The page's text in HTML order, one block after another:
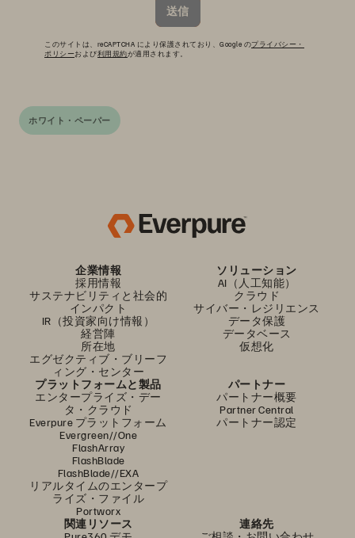
送信
このサイトは、reCAPTCHA により保護されており、Google のプライバシー・
ポリシーおよび利用規約が適用されます。
ホワイト・ペーパー
企業情報
採用情報
サステナビリティと社会的
インパクト
IR（投資家向け情報）
経営陣
所在地
エグゼクティブ・ブリーフ
ィング・センター
ソリューション
AI（人工知能）
クラウド
サイバー・レジリエンス
データ保護
データベース
仮想化
プラットフォームと製品
エンタープライズ・デー
タ・クラウド
Everpure プラットフォーム
Evergreen//One
FlashArray
FlashBlade
FlashBlade//EXA
リアルタイムのエンタープ
ライズ・ファイル
Portworx
パートナー
パートナー概要
Partner Central
パートナー認定
関連リソース
連絡先